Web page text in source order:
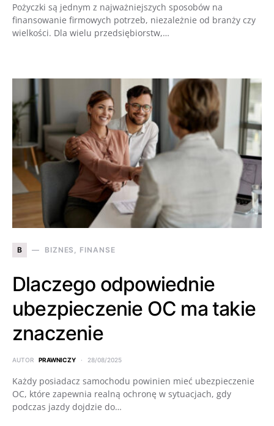
Pożyczki są jednym z najważniejszych sposobów na
finansowanie firmowych potrzeb, niezależnie od branży czy
wielkości. Dla wielu przedsiębiorstw,…
B BIZNES, FINANSE
Dlaczego odpowiednie
ubezpieczenie OC ma takie
znaczenie
AUTOR PRAWNICZY 28/08/2025
Każdy posiadacz samochodu powinien mieć ubezpieczenie
OC, które zapewnia realną ochronę w sytuacjach, gdy
podczas jazdy dojdzie do…